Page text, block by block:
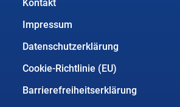
Kontakt
Impressum
Datenschutzerklärung
Cookie-Richtlinie (EU)
Barrierefreiheitserklärung